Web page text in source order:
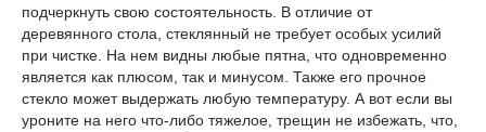
подчеркнуть свою состоятельность. В отличие от
деревянного стола, стеклянный не требует особых усилий
при чистке. На нем видны любые пятна, что одновременно
является как плюсом, так и минусом. Также его прочное
стекло может выдержать любую температуру. А вот если вы
уроните на него что-либо тяжелое, трещин не избежать, что,